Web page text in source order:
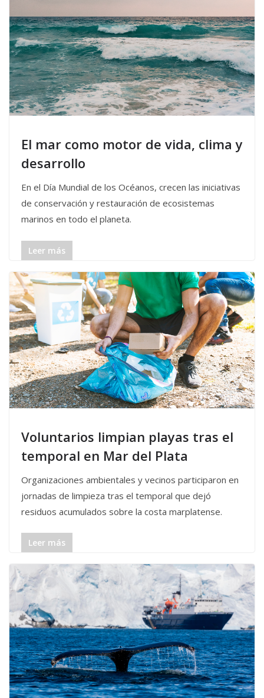
El mar como motor de vida, clima y
desarrollo
En el Día Mundial de los Océanos, crecen las iniciativas
de conservación y restauración de ecosistemas
marinos en todo el planeta.
Leer más
Voluntarios limpian playas tras el
temporal en Mar del Plata
Organizaciones ambientales y vecinos participaron en
jornadas de limpieza tras el temporal que dejó
residuos acumulados sobre la costa marplatense.
Leer más